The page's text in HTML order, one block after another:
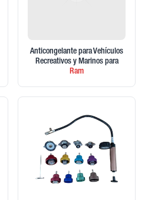
Anticongelante para Vehículos
Recreativos y Marinos para
Ram